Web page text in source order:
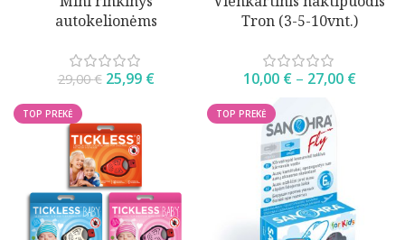
autokelionėms
29,00€ 25,99 €
Tron (3-5-10vnt.)
10,00 €– 27,00 €
TOP PREKĖ TOP PREKĖ